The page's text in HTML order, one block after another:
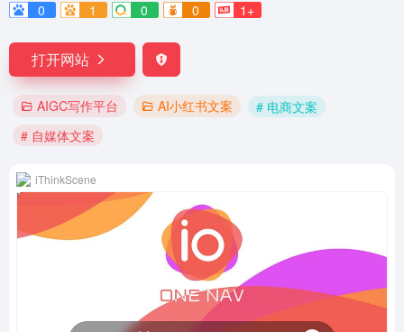
0
1 0 0 1+
打开网站
AIGC写作平台 AI小红书文案
# 电商文案
# 自媒体文案
iThinkScene